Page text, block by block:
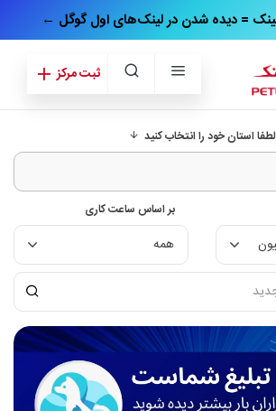
ثبت مرکز
لطفا استان خود را انتخاب کنید
بر اساس ساعت کاری